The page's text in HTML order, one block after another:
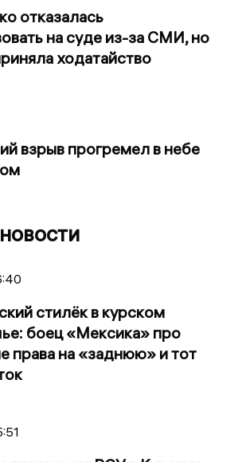
отказалась
на суде из-за СМИ, но
ходатайство
взрыв прогремел в небе
стилёк в курском
боец «Мексика» про
права на «заднюю» и тот